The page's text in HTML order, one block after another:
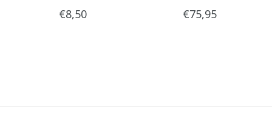
Rundfeile
€8,50 Optime 2 Gehörschutz und
€75,95